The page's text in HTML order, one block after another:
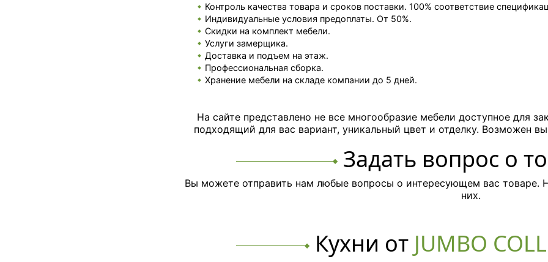
Контроль качества товара и сроков поставки. 100% соответствие
Индивидуальные условия предоплаты. От 50%.
Скидки на комплект мебели.
Услуги замерщика.
Доставка и подъем на этаж.
Профессиональная сборка.
Хранение мебели на складе компании до 5 дней.
На сайте представлено не все многообразие мебели доступное для
подходящий для вас вариант, уникальный цвет и отделку. Возможен
Задать вопрос о
Вы можете отправить нам любые вопросы о интересующем вас товаре.
них.
Кухни от JUMBO